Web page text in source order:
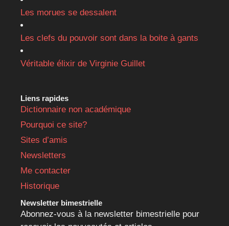
Les morues se dessalent
Les clefs du pouvoir sont dans la boite à gants
Véritable élixir de Virginie Guillet
Liens rapides
Dictionnaire non académique
Pourquoi ce site?
Sites d’amis
Newsletters
Me contacter
Historique
Newsletter bimestrielle
Abonnez-vous à la newsletter bimestrielle pour